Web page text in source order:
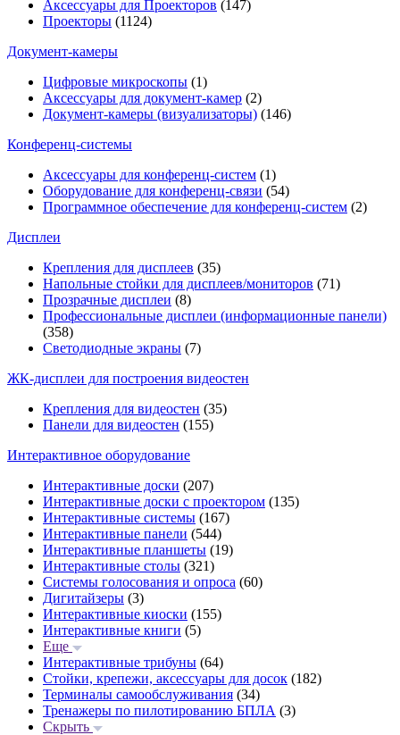
Аксессуары для Проекторов (147)
Проекторы (1124)
Документ-камеры
Цифровые микроскопы (1)
Аксессуары для документ-камер (2)
Документ-камеры (визуализаторы) (146)
Конференц-системы
Аксессуары для конференц-систем (1)
Оборудование для конференц-связи (54)
Программное обеспечение для конференц-систем (2)
Дисплеи
Крепления для дисплеев (35)
Напольные стойки для дисплеев/мониторов (71)
Прозрачные дисплеи (8)
Профессиональные дисплеи (информационные панели)
(358)
Светодиодные экраны (7)
ЖК-дисплеи для построения видеостен
Крепления для видеостен (35)
Панели для видеостен (155)
Интерактивное оборудование
Интерактивные доски (207)
Интерактивные доски с проектором (135)
Интерактивные системы (167)
Интерактивные панели (544)
Интерактивные планшеты (19)
Интерактивные столы (321)
Системы голосования и опроса (60)
Дигитайзеры (3)
Интерактивные киоски (155)
Интерактивные книги (5)
Еще
Интерактивные трибуны (64)
Стойки, крепежи, аксессуары для досок (182)
Терминалы самообслуживания (34)
Тренажеры по пилотированию БПЛА (3)
Скрыть